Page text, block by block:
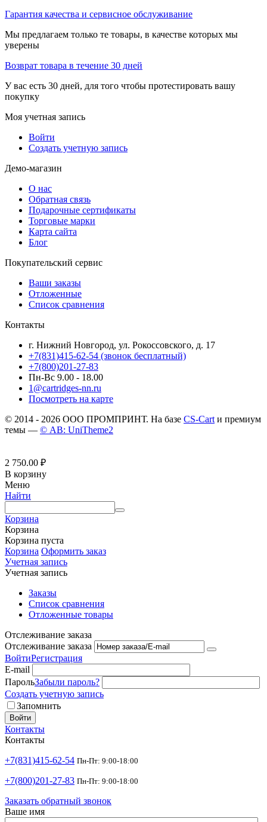
Гарантия качества и сервисное обслуживание
Мы предлагаем только те товары, в качестве которых мы
уверены
Возврат товара в течение 30 дней
У вас есть 30 дней, для того чтобы протестировать вашу
покупку
Моя учетная запись
Войти
Создать учетную запись
Демо-магазин
О нас
Обратная связь
Подарочные сертификаты
Торговые марки
Карта сайта
Блог
Покупательский сервис
Ваши заказы
Отложенные
Список сравнения
Контакты
г. Нижний Новгород, ул. Рокоссовского, д. 17
+7(831)415-62-54 (звонок бесплатный)
+7(800)201-27-83
Пн-Вс 9.00 - 18.00
1@cartridges-nn.ru
Посмотреть на карте
© 2014 - 2026 ООО ПРОМПРИНТ. На базе CS-Cart и премиум
темы — © AB: UniTheme2
2 750.00 ₽
В корзину
Меню
Найти
Корзина
Корзина
Корзина пуста
Корзина Оформить заказ
Учетная запись
Учетная запись
Заказы
Список сравнения
Отложенные товары
Отслеживание заказа
Отслеживание заказа
ВойтиРегистрация
E-mail
ПарольЗабыли пароль?
Создать учетную запись
Запомнить
Войти
Контакты
Контакты
+7(831)415-62-54 Пн-Пт: 9:00-18:00
+7(800)201-27-83 Пн-Пт: 9:00-18:00
Заказать обратный звонок
Ваше имя